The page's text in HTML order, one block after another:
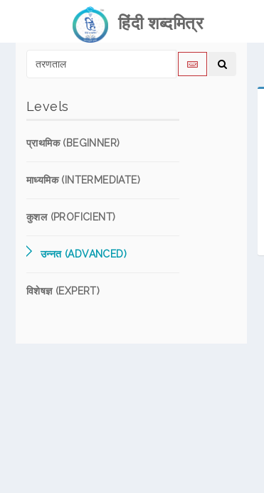
हिंदी शब्दमित्र
Levels
प्राथमिक (BEGINNER)
माध्यमिक (INTERMEDIATE)
कुशल (PROFICIENT)
उन्नत (ADVANCED)
विशेषज्ञ (EXPERT)